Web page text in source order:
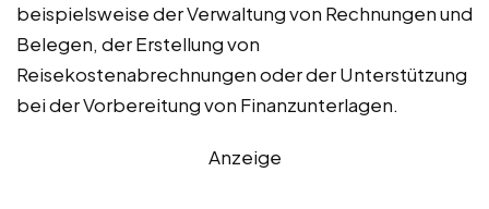
beispielsweise der Verwaltung von Rechnungen und
Belegen, der Erstellung von
Reisekostenabrechnungen oder der Unterstützung
bei der Vorbereitung von Finanzunterlagen.
Anzeige